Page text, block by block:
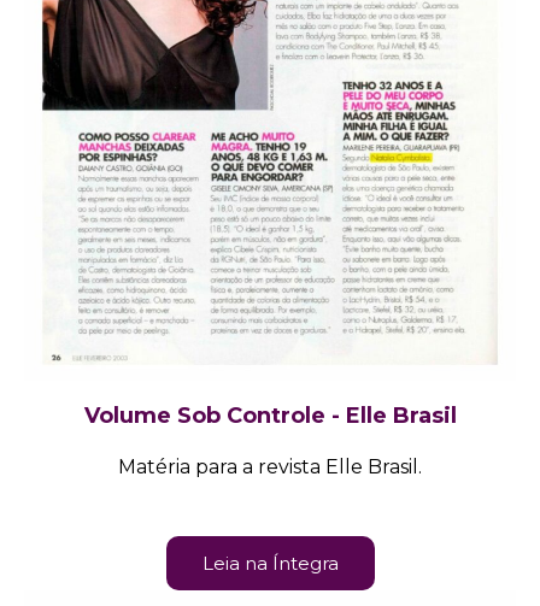
Volume Sob Controle - Elle Brasil
Matéria para a revista Elle Brasil.
Leia na Íntegra